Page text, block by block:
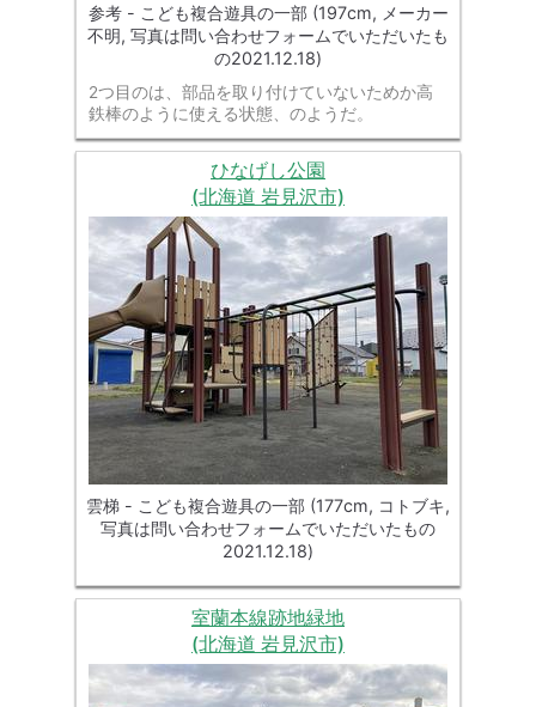
参考 - こども複合遊具の一部 (197cm, メーカー
不明, 写真は問い合わせフォームでいただいたも
の2021.12.18)
2つ目のは、部品を取り付けていないためか高
鉄棒のように使える状態、のようだ。
ひなげし公園
(北海道 岩見沢市)
雲梯 - こども複合遊具の一部 (177cm, コトブキ,
写真は問い合わせフォームでいただいたもの
2021.12.18)
室蘭本線跡地緑地
(北海道 岩見沢市)